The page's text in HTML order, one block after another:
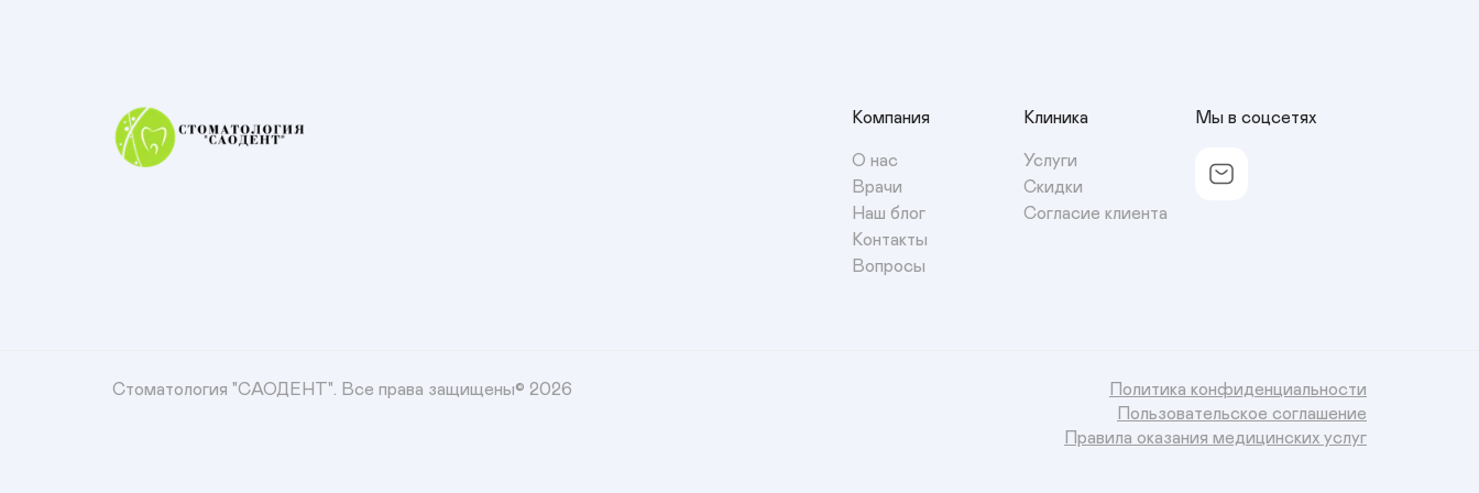
Компания
О нас
Врачи
Наш блог
Контакты
Вопросы
Клиника
Услуги
Скидки
Согласие клиента
Мы в соцсетях
Стоматология "САОДЕНТ". Все права защищены© 2026
Политика конфиденциальности
Пользовательское соглашение
Правила оказания медицинских услуг